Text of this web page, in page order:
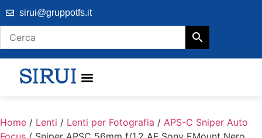
sirui@gruppotfs.it
Home / Lenti / Lenti per Fotografia / APS-C Sniper Auto